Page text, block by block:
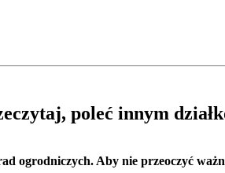
poleć innym
ogrodniczych. Aby nie przeoczyć